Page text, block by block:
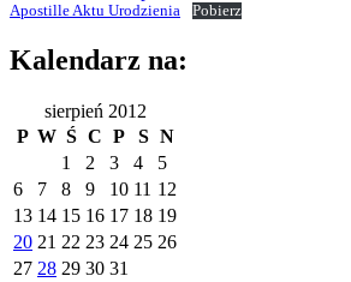
Apostille Aktu Urodzienia Pobierz
Kalendarz na:
sierpień 2012
P W Ś C P S N
1
2 3 4
5
6
7 8 9 10 11 12
13 14 15 16 17 18 19
20 21 22 23 24 25 26
27 28 29 30 31